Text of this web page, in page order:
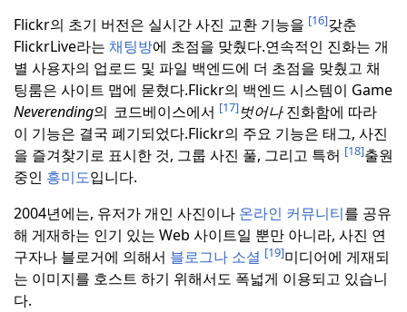
Flickr의 초기 버전은 실시간 사진 교환 기능을 [16]갖춘
FlickrLive라는 채팅방에 초점을 맞췄다.연속적인 진화는 개
별 사용자의 업로드 및 파일 백엔드에 더 초점을 맞췄고 채
팅룸은 사이트 맵에 묻혔다.Flickr의 백엔드 시스템이 Game
Neverending의 코드베이스에서 [17]벗어나진화함에 따라
이 기능은 결국 폐기되었다.Flickr의 주요 기능은 태그, 사진
을 즐겨찾기로 표시한 것, 그룹 사진 풀, 그리고 특허 [18]출원
중인 흥미도입니다.
2004년에는, 유저가 개인 사진이나 온라인 커뮤니티를 공유
해 게재하는 인기 있는 Web 사이트일 뿐만 아니라, 사진 연
구자나 블로거에 의해서 블로그나 소셜 [19]미디어에 게재되
는 이미지를 호스트 하기 위해서도 폭넓게 이용되고 있습니
다.